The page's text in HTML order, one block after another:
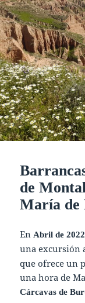
de
María de
En Abril de 2022
una excursión
que ofrece un
una hora de
Cárcavas de